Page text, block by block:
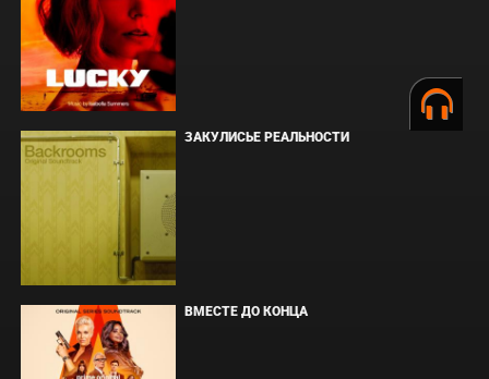
ЗАКУЛИСЬЕ РЕАЛЬНОСТИ
ВМЕСТЕ ДО КОНЦА